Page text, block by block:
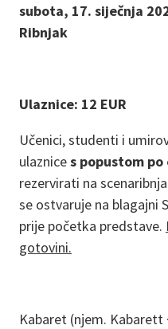
subota, 17. siječnja
Ribnjak
Ulaznice: 12 EUR
Učenici, studenti i
ulaznices popustom po
rezervirati na
se ostvaruje na blagajni
prije početka predstave.
gotovini.
Kabaret (njem.